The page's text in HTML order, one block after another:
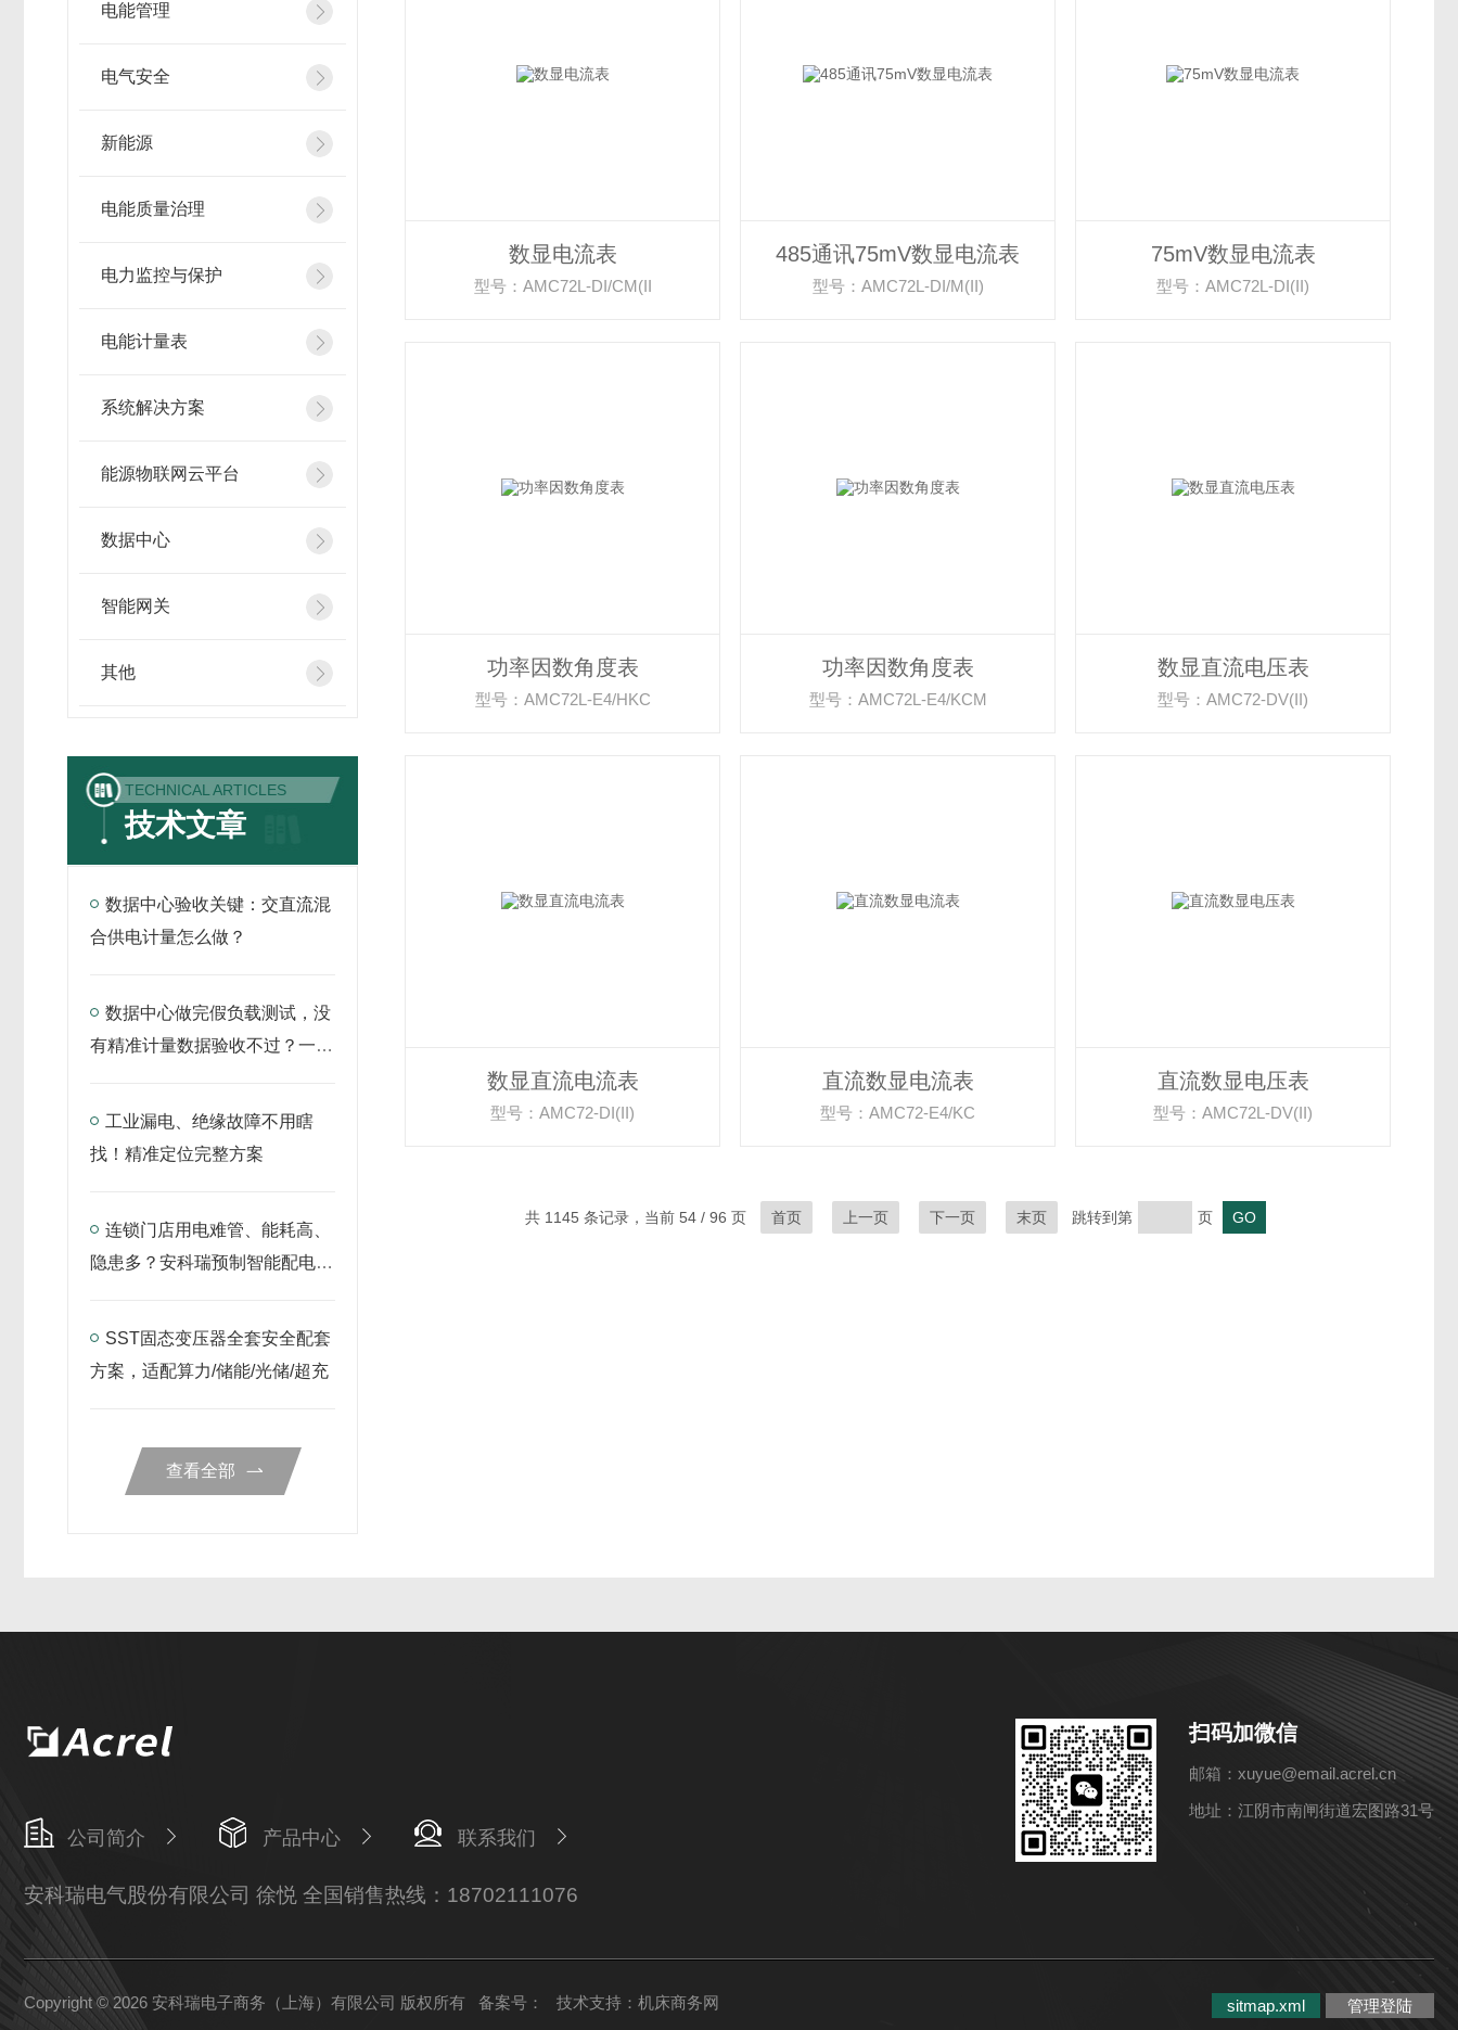
电能管理
电气安全
新能源
电能质量治理
电力监控与保护
电能计量表
系统解决方案
能源物联网云平台
数据中心
智能网关
其他
TECHNICAL ARTICLES
技术文章
数据中心验收关键：交直流混
合供电计量怎么做？
数据中心做完假负载测试，没
有精准计量数据验收不过？一套
工业漏电、绝缘故障不用瞎
找！精准定位完整方案
连锁门店用电难管、能耗高、
隐患多？安科瑞预制智能配电
SST固态变压器全套安全配套
方案，适配算力/储能/光储/超充
查看全部
数显电流表
型号：AMC72L-DI/CM(II
485通讯75mV数显电流表
型号：AMC72L-DI/M(II)
75mV数显电流表
型号：AMC72L-DI(II)
功率因数角度表
型号：AMC72L-E4/HKC
功率因数角度表
型号：AMC72L-E4/KCM
数显直流电压表
型号：AMC72-DV(II)
数显直流电流表
型号：AMC72-DI(II)
直流数显电流表
型号：AMC72-E4/KC
直流数显电压表
型号：AMC72L-DV(II)
共 1145 条记录，当前 54 / 96 页 首页 上一页 下一页 末页 跳转到第 页
公司简介 产品中心 联系我们
安科瑞电气股份有限公司 徐悦 全国销售热线：18702111076
扫码加微信
邮箱：xuyue@email.acrel.cn
地址：江阴市南闸街道宏图路31号
Copyright © 2026 安科瑞电子商务（上海）有限公司 版权所有 备案号： 技术支持： 机床商务网 sitmap.xml 管理登陆